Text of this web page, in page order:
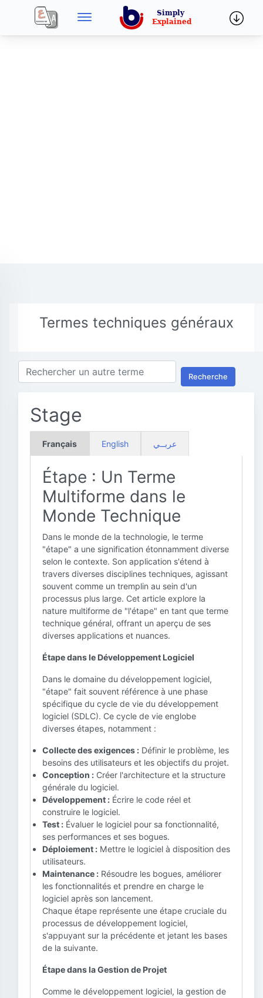
Termes techniques généraux
Recherche
Stage
Français English عربــي
Étape : Un Terme
Multiforme dans le
Monde Technique
Dans le monde de la technologie, le terme
"étape" a une signification étonnamment diverse
selon le contexte. Son application s'étend à
travers diverses disciplines techniques, agissant
souvent comme un tremplin au sein d'un
processus plus large. Cet article explore la
nature multiforme de "l'étape" en tant que terme
technique général, offrant un aperçu de ses
diverses applications et nuances.
Étape dans le Développement Logiciel
Dans le domaine du développement logiciel,
"étape" fait souvent référence à une phase
spécifique du cycle de vie du développement
logiciel (SDLC). Ce cycle de vie englobe
diverses étapes, notamment :
Collecte des exigences : Définir le problème, les
besoins des utilisateurs et les objectifs du projet.
Conception : Créer l'architecture et la structure
générale du logiciel.
Développement : Écrire le code réel et
construire le logiciel.
Test : Évaluer le logiciel pour sa fonctionnalité,
ses performances et ses bogues.
Déploiement : Mettre le logiciel à disposition des
utilisateurs.
Maintenance : Résoudre les bogues, améliorer
les fonctionnalités et prendre en charge le
logiciel après son lancement.
Chaque étape représente une étape cruciale du
processus de développement logiciel,
s'appuyant sur la précédente et jetant les bases
de la suivante.
Étape dans la Gestion de Projet
Comme le développement logiciel, la gestion de